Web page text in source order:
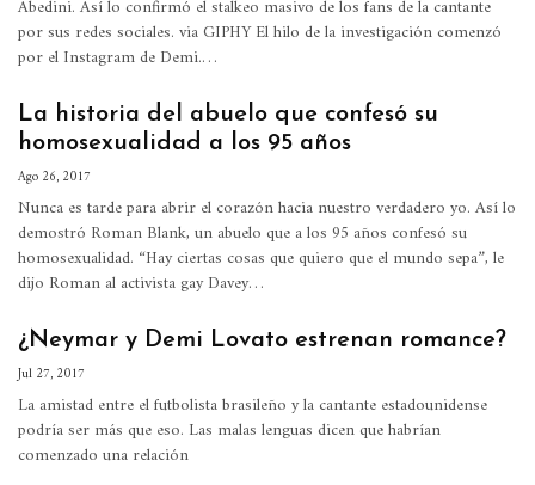
Abedini. Así lo confirmó el stalkeo masivo de los fans de la cantante
por sus redes sociales. via GIPHY El hilo de la investigación comenzó
por el Instagram de Demi.…
La historia del abuelo que confesó su
homosexualidad a los 95 años
Ago 26, 2017
Nunca es tarde para abrir el corazón hacia nuestro verdadero yo. Así lo
demostró Roman Blank, un abuelo que a los 95 años confesó su
homosexualidad. “Hay ciertas cosas que quiero que el mundo sepa”, le
dijo Roman al activista gay Davey…
¿Neymar y Demi Lovato estrenan romance?
Jul 27, 2017
La amistad entre el futbolista brasileño y la cantante estadounidense
podría ser más que eso. Las malas lenguas dicen que habrían
comenzado una relación